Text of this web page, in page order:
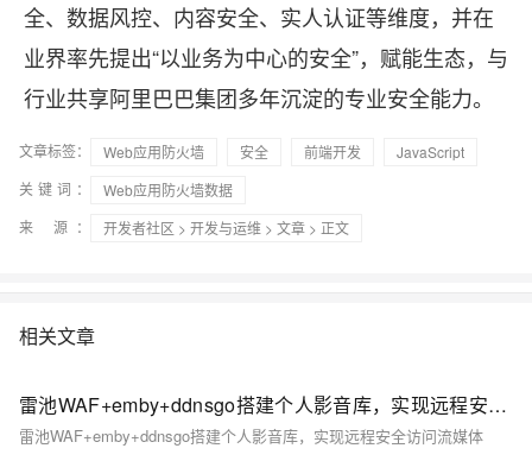
全、数据风控、内容安全、实人认证等维度，并在
业界率先提出“以业务为中心的安全”，赋能生态，与
行业共享阿里巴巴集团多年沉淀的专业安全能力。
文章标签： Web应用防火墙 安全 前端开发
JavaScript
关键词：
Web应用防火墙数据
来 源：
开发者社区 > 开发与运维 > 文章 > 正文
相关文章
雷池WAF+emby+ddnsgo搭建个人影音库，实现远程安全访问流媒体
雷池WAF+emby+ddnsgo搭建个人影音库，实现远程安全访问流媒体